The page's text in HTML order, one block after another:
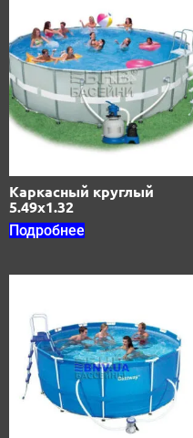
Каркасный круглый
5.49х1.32
Подробнее